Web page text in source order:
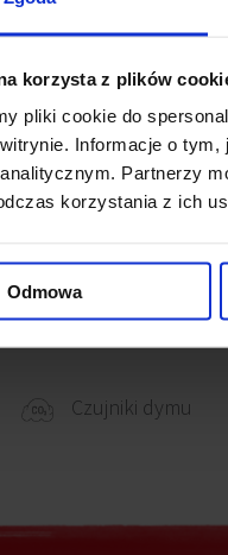
korzysta z plików
pliki cookie do
Informacje o
Partnerzy
korzystania z ich
Odmowa
odległości znajdują się
Okablowanie
Czujniki dymu